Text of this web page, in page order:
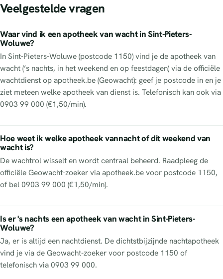
Veelgestelde vragen
Waar vind ik een apotheek van wacht in Sint-Pieters-
Woluwe?
In Sint-Pieters-Woluwe (postcode 1150) vind je de apotheek van
wacht (’s nachts, in het weekend en op feestdagen) via de officiële
wachtdienst op apotheek.be (Geowacht): geef je postcode in en je
ziet meteen welke apotheek van dienst is. Telefonisch kan ook via
0903 99 000 (€1,50/min).
Hoe weet ik welke apotheek vannacht of dit weekend van
wacht is?
De wachtrol wisselt en wordt centraal beheerd. Raadpleeg de
officiële Geowacht-zoeker via apotheek.be voor postcode 1150,
of bel 0903 99 000 (€1,50/min).
Is er 's nachts een apotheek van wacht in Sint-Pieters-
Woluwe?
Ja, er is altijd een nachtdienst. De dichtstbijzijnde nachtapotheek
vind je via de Geowacht-zoeker voor postcode 1150 of
telefonisch via 0903 99 000.